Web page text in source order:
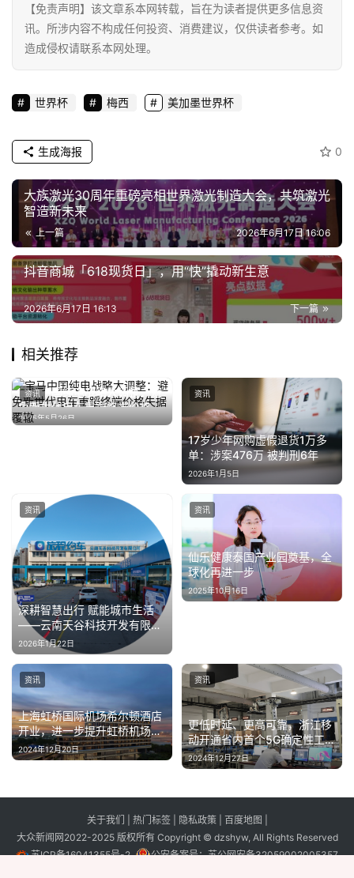
财
经
教
育
专
题
汽
车
·
新
能
源
登录 注册
【免责声明】该文章系本网转载，旨在为读者提供更多信息资
讯。所涉内容不构成任何投资、消费建议，仅供读者参考。如
造成侵权请联系本网处理。
世界杯 梅西 美加墨世界杯
0
生成海报
大族激光30周年重磅亮相世界激光制造大会，共筑激光
智造新未来
上一篇 2026年6月17日 16:06
抖音商城「618现货日」，用“快”撬动新生意
下一篇
2026年6月17日 16:13
相关推荐
宝马中国纯电战略大调整：避
免新世代电车重蹈终端价格失
据覆辙
2025年5月26日
资讯
17岁少年网购虚假退货1万多
单：涉案476万 被判刑6年
2026年1月5日
资讯
深耕智慧出行 赋能城市生活
——云南天谷科技开发有限公
司企业介绍
2026年1月22日
资讯
仙乐健康泰国产业园奠基，全
球化再进一步
2025年10月16日
资讯
上海虹桥国际机场希尔顿酒店
开业，进一步提升虹桥机场东
片区商旅服务品质
2024年12月20日
资讯
更低时延、更高可靠，浙江移
动开通省内首个5G确定性工业
基站
2024年12月27日
资讯
关于我们 热门标签 隐私政策 百度地图
大众新闻网2022-2025 版权所有 Copyright © dzshyw, All Rights Reserved
苏ICP备16041355号-2
公安备案号：苏公网安备32059002005357